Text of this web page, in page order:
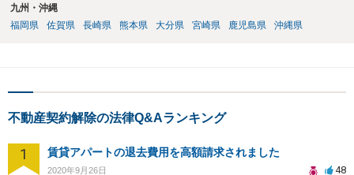
九州・沖縄
福岡県
佐賀県 長崎県 熊本県 大分県 宮崎県 鹿児島県 沖縄県
不動産契約解除の法律Q&Aランキング
1 賃貸アパートの退去費用を高額請求されました
2020年9月26日 48